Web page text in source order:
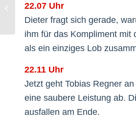
22.07 Uhr
Dieter fragt sich gerade,
ihm für das Kompliment mit
als ein einziges Lob
22.11 Uhr
Jetzt geht Tobias Regner
eine saubere Leistung ab.
ausfallen am Ende.
Ringelschwänzchen